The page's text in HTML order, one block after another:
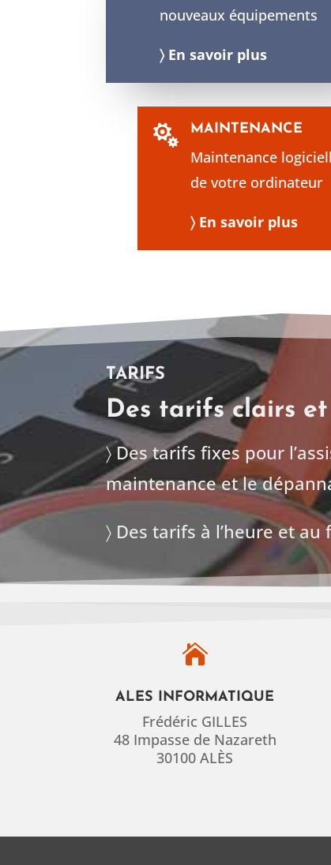
nouveaux équipements
〉 En savoir plus
 MAINTENANCE
Maintenance
de votre ordinateur
〉 En savoir plus
TARIFS
Des tarifs clairs
〉 Des tarifs fixes pour
maintenance et le
〉 Des tarifs à l’heure et

ALES INFORMATIQUE
Frédéric GILLES
48 Impasse de Nazareth
30100 ALÈS